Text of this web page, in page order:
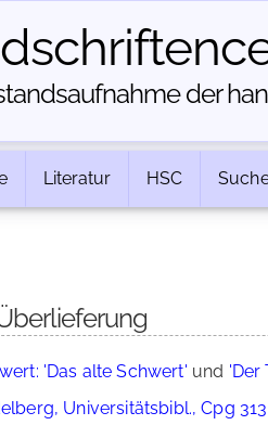
der
Literatur HSC
'Das alte Schwert' und 'Der
Universitätsbibl., Cpg 313